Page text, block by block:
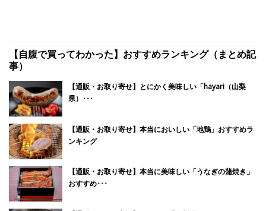
【自腹で買ってわかった】おすすめランキング（まとめ記
事）
【通販・お取り寄せ】とにかく美味しい「hayari（山梨
県）･･･
【通販・お取り寄せ】本当においしい「地鶏」おすすめラ
ンキング
【通販・お取り寄せ】本当に美味しい「うなぎの蒲焼き」
おすすめ･･･